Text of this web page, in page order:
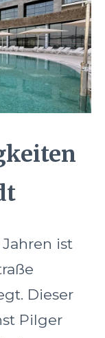
ist
Dieser
Pilger